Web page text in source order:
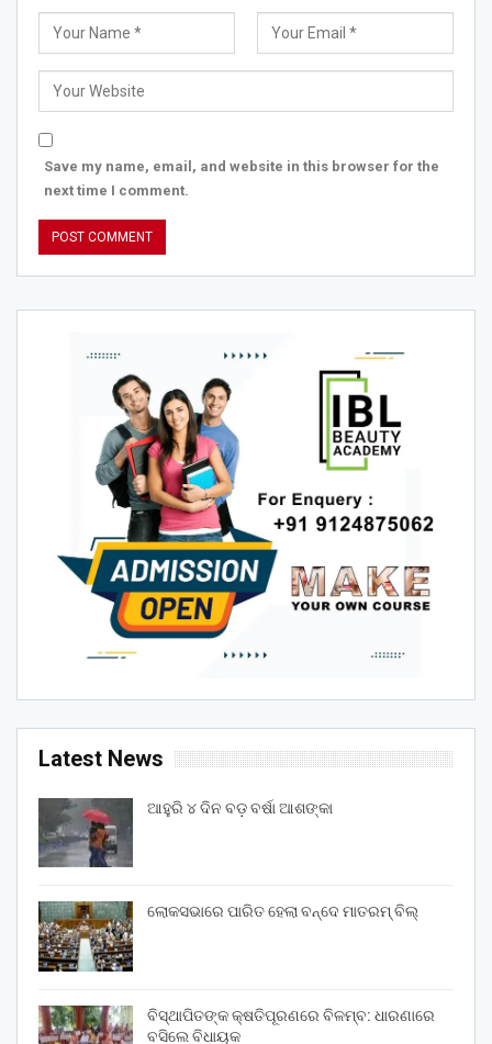
Save my name, email, and website in this browser for the
next time I comment.
Latest News
ଆହୁରି ୪ ଦିନ ବଡ଼ ବର୍ଷା ଆଶଙ୍କା
ଲୋକସଭାରେ ପାରିତ ହେଲା ବନ୍ଦେ ମାତରମ୍‌ ବିଲ୍‌
ବିସ୍ଥାପିତଙ୍କ କ୍ଷତିପୂରଣରେ ବିଳମ୍ବ: ଧାରଣାରେ
ବସିଲେ ବିଧାୟକ